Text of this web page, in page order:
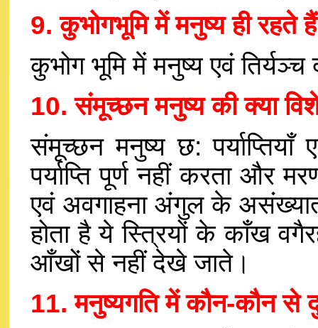
9. कुभोगभूमि में मनुष्य ही रहते
कुभोग भूमि में मनुष्य एवं
10. संमूच्छन मनुष्य की क्या
संमूच्छन मनुष्य छ:
पर्याप्ति पूर्ण नहीं करता और
एवं अवगाहना अंगुल के
होता है ये स्त्रियों के काँख
आँखों से नहीं देखे जाते।
11. मनुष्यगति में कौन-कौन से